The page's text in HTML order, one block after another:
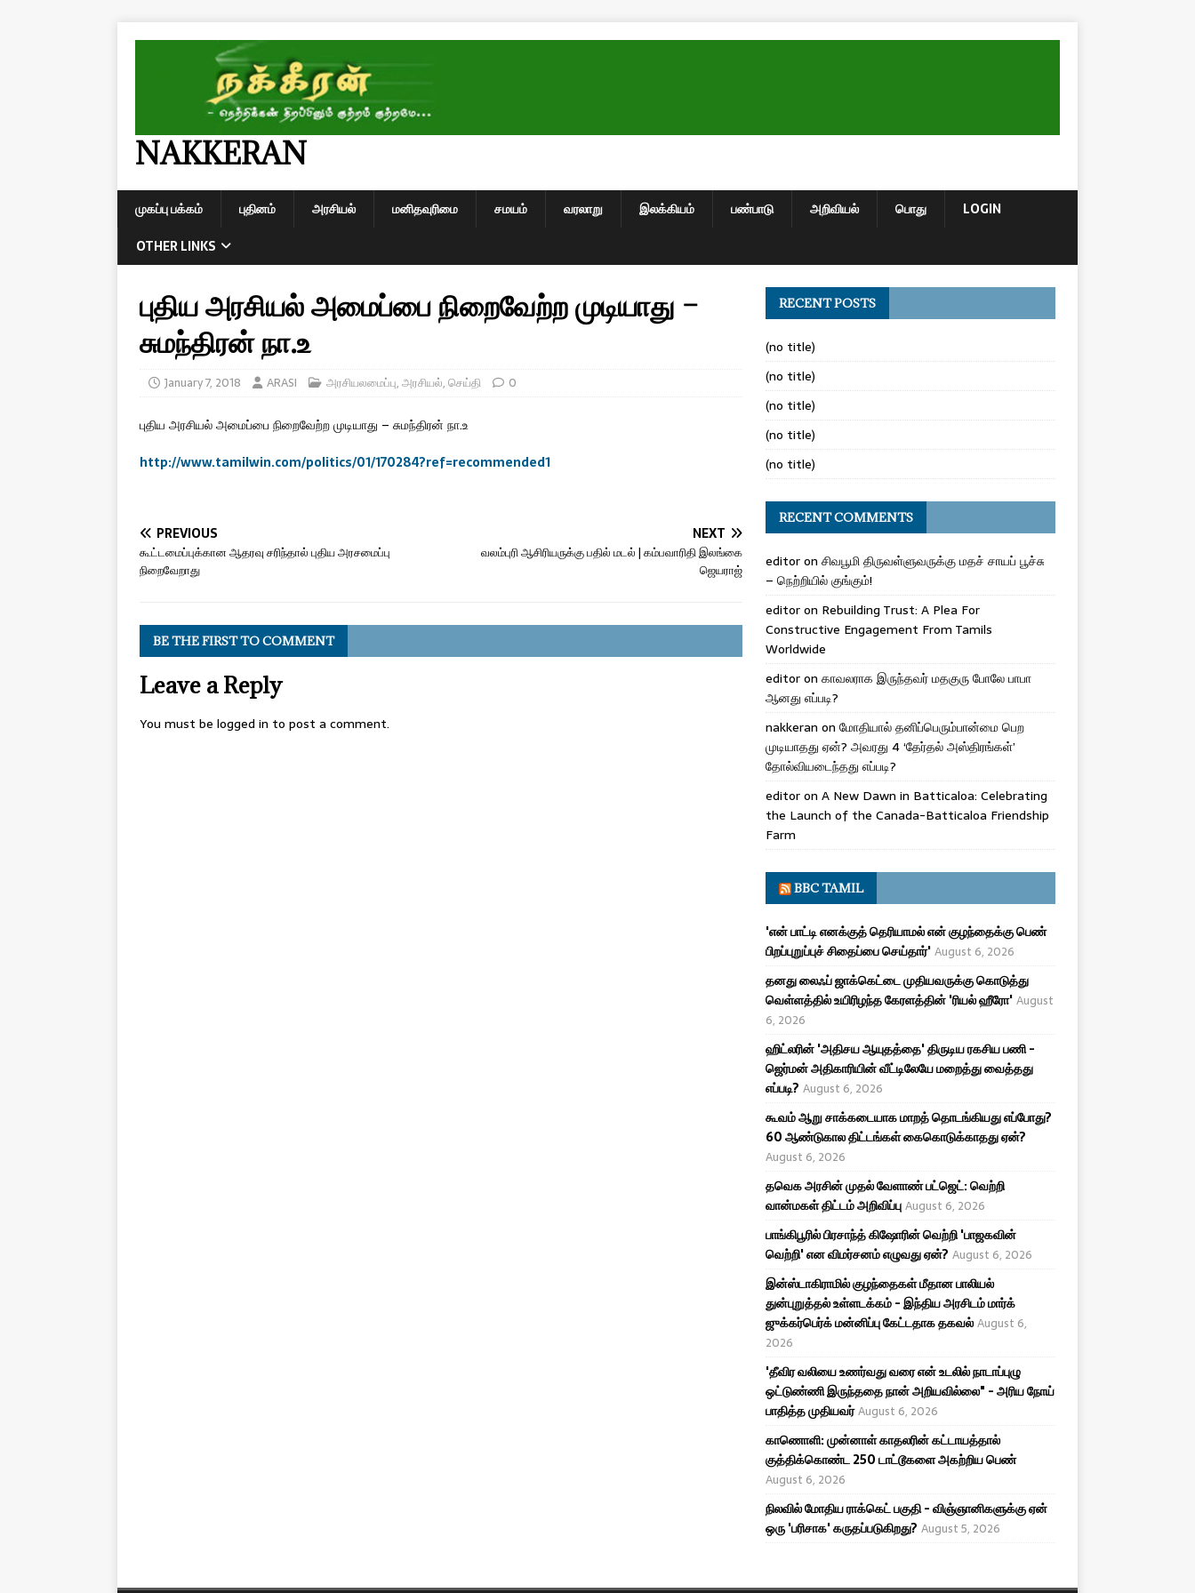
NAKKERAN
முகப்பு பக்கம் புதினம் அரசியல் மனிதவுரிமை சமயம் வரலாறு இலக்கியம் பண்பாடு அறிவியல் பொது
LOGIN
OTHER LINKS
புதிய அரசியல் அமைப்பை நிறைவேற்ற முடியாது –
சுமந்திரன் நா.உ
January 7, 2018 ARASI அரசியலமைப்பு,அரசியல்,செய்தி 0
புதிய அரசியல் அமைப்பை நிறைவேற்ற முடியாது – சுமந்திரன் நா.உ
http://www.tamilwin.com/politics/01/170284?ref=recommended1
PREVIOUS
கூட்டமைப்புக்கான ஆதரவு சரிந்தால் புதிய அரசமைப்பு
நிறைவேறாது
NEXT
வலம்புரி ஆசிரியருக்கு பதில் மடல் | கம்பவாரிதி இலங்கை
ஜெயராஜ்
BE THE FIRST TO COMMENT
Leave a Reply
You must be logged in to post a comment.
RECENT POSTS
(no title)
(no title)
(no title)
(no title)
(no title)
RECENT COMMENTS
editoron சிவபூமி திருவள்ளுவருக்கு மதச் சாயப் பூச்சு
– நெற்றியில் குங்கும்!
editoron Rebuilding Trust: A Plea For
Constructive Engagement From Tamils
Worldwide
editoron காவலராக இருந்தவர் மதகுரு போலே பாபா
ஆனது எப்படி?
nakkeran on மோதியால் தனிப்பெரும்பான்மை பெற
முடியாதது ஏன்? அவரது 4 ‘தேர்தல் அஸ்திரங்கள்’
தோல்வியடைந்தது எப்படி?
editoron A New Dawn in Batticaloa: Celebrating
the Launch of the Canada-Batticaloa Friendship
Farm
BBC TAMIL
'என் பாட்டி எனக்குத் தெரியாமல் என் குழந்தைக்கு பெண்
பிறப்புறுப்புச் சிதைப்பை செய்தார்' August 6, 2026
தனது லைஃப் ஜாக்கெட்டை முதியவருக்கு கொடுத்து
வெள்ளத்தில் உயிரிழந்த கேரளத்தின் 'ரியல் ஹீரோ' August
6, 2026
ஹிட்லரின் 'அதிசய ஆயுதத்தை' திருடிய ரகசிய பணி -
ஜெர்மன் அதிகாரியின் வீட்டிலேயே மறைத்து வைத்தது
எப்படி? August 6, 2026
கூவம் ஆறு சாக்கடையாக மாறத் தொடங்கியது எப்போது?
60 ஆண்டுகால திட்டங்கள் கைகொடுக்காதது ஏன்?
August 6, 2026
தவெக அரசின் முதல் வேளாண் பட்ஜெட்: வெற்றி
வான்மகள் திட்டம் அறிவிப்பு August 6, 2026
பாங்கிபூரில் பிரசாந்த் கிஷோரின் வெற்றி 'பாஜகவின்
வெற்றி' என விமர்சனம் எழுவது ஏன்? August 6, 2026
இன்ஸ்டாகிராமில் குழந்தைகள் மீதான பாலியல்
துன்புறுத்தல் உள்ளடக்கம் - இந்திய அரசிடம் மார்க்
ஜுக்கர்பெர்க் மன்னிப்பு கேட்டதாக தகவல் August 6,
2026
'தீவிர வலியை உணர்வது வரை என் உடலில் நாடாப்புழு
ஒட்டுண்ணி இருந்ததை நான் அறியவில்லை" - அரிய நோய்
பாதித்த முதியவர் August 6, 2026
காணொளி: முன்னாள் காதலரின் கட்டாயத்தால்
குத்திக்கொண்ட 250 டாட்டூகளை அகற்றிய பெண்
August 6, 2026
நிலவில் மோதிய ராக்கெட் பகுதி - விஞ்ஞானிகளுக்கு ஏன்
ஒரு 'பரிசாக' கருதப்படுகிறது? August 5, 2026